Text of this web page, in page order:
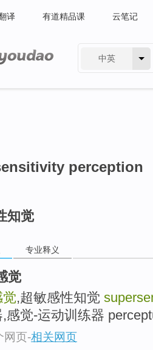
译 有道精品课 云笔记
中英
perception
知觉
专业释义
觉
觉,超敏感性知觉
感觉-运动训练器
网页-相关网页